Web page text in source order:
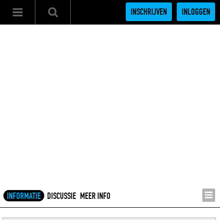
INSCHRIJVEN INLOGGEN
INFORMATIE DISCUSSIE MEER INFO